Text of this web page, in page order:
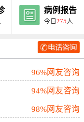
病例报告
今日275 人
96%网友咨询
94%网友咨询
98%网友咨询